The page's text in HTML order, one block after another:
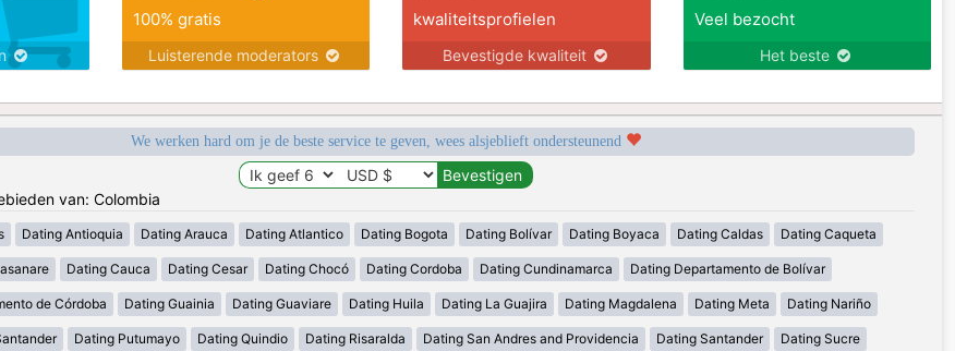
100% gratis
Luisterende moderators
kwaliteitsprofielen
Bevestigde kwaliteit
Veel bezocht
Het beste
We werken hard om je de beste service te geven, wees alsjeblieft ondersteunend
van: Colombia
Dating Antioquia Dating Arauca Dating Atlantico Dating Bogota Dating Bolívar Dating Boyaca Dating Caldas Dating Caqueta
Dating Cauca Dating Cesar Dating Chocó Dating Cordoba Dating Cundinamarca Dating Departamento de Bolívar
de Córdoba Dating Guainia Dating Guaviare Dating Huila Dating La Guajira Dating Magdalena Dating Meta Dating Nariño
Dating Putumayo Dating Quindio Dating Risaralda Dating San Andres and Providencia Dating Santander Dating Sucre